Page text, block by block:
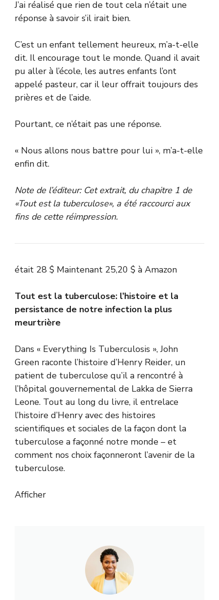
J’ai réalisé que rien de tout cela n’était une
réponse à savoir s’il irait bien.
C’est un enfant tellement heureux, m’a-t-elle
dit. Il encourage tout le monde. Quand il avait
pu aller à l’école, les autres enfants l’ont
appelé pasteur, car il leur offrait toujours des
prières et de l’aide.
Pourtant, ce n’était pas une réponse.
« Nous allons nous battre pour lui », m’a-t-elle
enfin dit.
Note de l’éditeur: Cet extrait, du chapitre 1 de
«Tout est la tuberculose», a été raccourci aux
fins de cette réimpression.
était 28 $ Maintenant 25,20 $ à Amazon
Tout est la tuberculose: l’histoire et la
persistance de notre infection la plus
meurtrière
Dans « Everything Is Tuberculosis », John
Green raconte l’histoire d’Henry Reider, un
patient de tuberculose qu’il a rencontré à
l’hôpital gouvernemental de Lakka de Sierra
Leone. Tout au long du livre, il entrelace
l’histoire d’Henry avec des histoires
scientifiques et sociales de la façon dont la
tuberculose a façonné notre monde – et
comment nos choix façonneront l’avenir de la
tuberculose.
Afficher